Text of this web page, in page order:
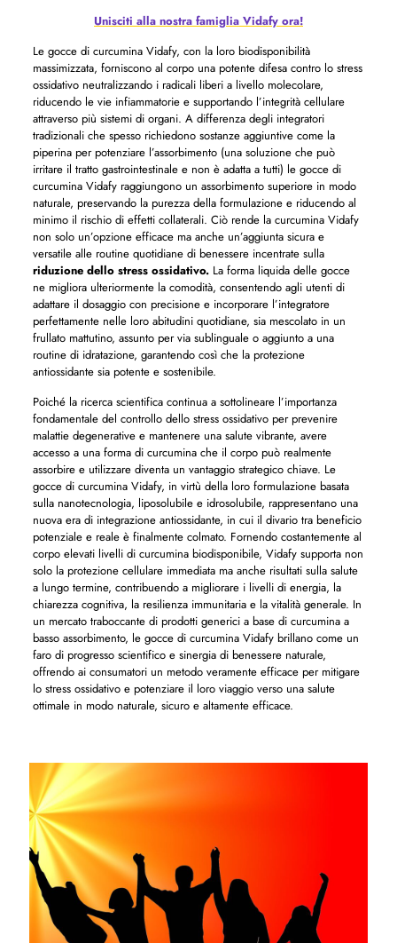
Unisciti alla nostra famiglia Vidafy ora!
Le gocce di curcumina Vidafy, con la loro biodisponibilità
massimizzata, forniscono al corpo una potente difesa contro lo stress
ossidativo neutralizzando i radicali liberi a livello molecolare,
riducendo le vie infiammatorie e supportando l’integrità cellulare
attraverso più sistemi di organi. A differenza degli integratori
tradizionali che spesso richiedono sostanze aggiuntive come la
piperina per potenziare l’assorbimento (una soluzione che può
irritare il tratto gastrointestinale e non è adatta a tutti) le gocce di
curcumina Vidafy raggiungono un assorbimento superiore in modo
naturale, preservando la purezza della formulazione e riducendo al
minimo il rischio di effetti collaterali. Ciò rende la curcumina Vidafy
non solo un’opzione efficace ma anche un’aggiunta sicura e
versatile alle routine quotidiane di benessere incentrate sulla
riduzione dello stress ossidativo.La forma liquida delle gocce
ne migliora ulteriormente la comodità, consentendo agli utenti di
adattare il dosaggio con precisione e incorporare l’integratore
perfettamente nelle loro abitudini quotidiane, sia mescolato in un
frullato mattutino, assunto per via sublinguale o aggiunto a una
routine di idratazione, garantendo così che la protezione
antiossidante sia potente e sostenibile.
Poiché la ricerca scientifica continua a sottolineare l’importanza
fondamentale del controllo dello stress ossidativo per prevenire
malattie degenerative e mantenere una salute vibrante, avere
accesso a una forma di curcumina che il corpo può realmente
assorbire e utilizzare diventa un vantaggio strategico chiave. Le
gocce di curcumina Vidafy, in virtù della loro formulazione basata
sulla nanotecnologia, liposolubile e idrosolubile, rappresentano una
nuova era di integrazione antiossidante, in cui il divario tra beneficio
potenziale e reale è finalmente colmato. Fornendo costantemente al
corpo elevati livelli di curcumina biodisponibile, Vidafy supporta non
solo la protezione cellulare immediata ma anche risultati sulla salute
a lungo termine, contribuendo a migliorare i livelli di energia, la
chiarezza cognitiva, la resilienza immunitaria e la vitalità generale. In
un mercato traboccante di prodotti generici a base di curcumina a
basso assorbimento, le gocce di curcumina Vidafy brillano come un
faro di progresso scientifico e sinergia di benessere naturale,
offrendo ai consumatori un metodo veramente efficace per mitigare
lo stress ossidativo e potenziare il loro viaggio verso una salute
ottimale in modo naturale, sicuro e altamente efficace.